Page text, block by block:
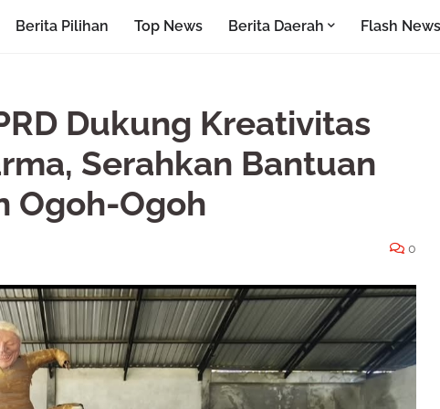
Berita Pilihan Top News Berita Daerah Flash
Dukung Kreativitas
Serahkan Bantuan
Ogoh-Ogoh
0